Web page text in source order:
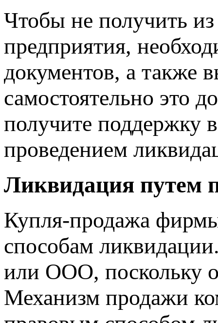
Чтобы не получить
предприятия,
документов, а также
самостоятельно это
получите поддержку
проведением
Ликвидация путем
Купля-продажа
способам
или ООО, поскольку
Механизм продажи